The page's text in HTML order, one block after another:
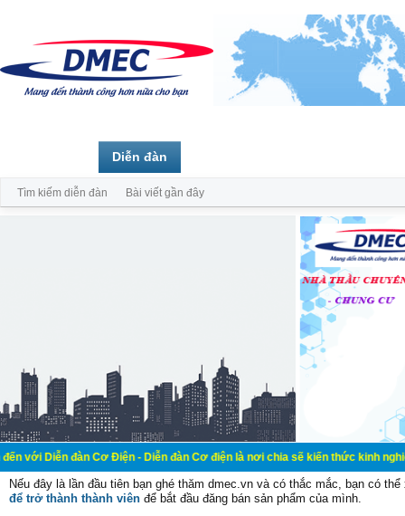
đàn Cơ Điện - Diễn đàn Cơ điện là nơi chia sẽ kiến thức kinh nghiệm
Nếu đây là lần đầu tiên bạn ghé thăm dmec.vn và có thắc mắc, bạn có
để trở thành thành viên để bắt đầu đăng bán sản phẩm của mình.
Diễn đàn
Tìm kiếm diễn đàn Bài viết gần đây